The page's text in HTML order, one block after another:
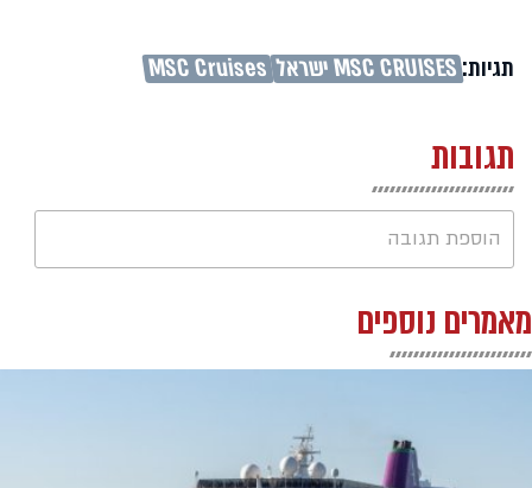
תגיות:MSC CRUISES ישראל MSC Cruises
תגובות
הוספת תגובה
מאמרים נוספים